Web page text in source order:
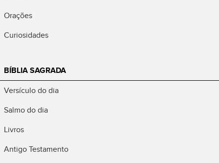
Orações
Curiosidades
BÍBLIA SAGRADA
Versículo do dia
Salmo do dia
Livros
Antigo Testamento